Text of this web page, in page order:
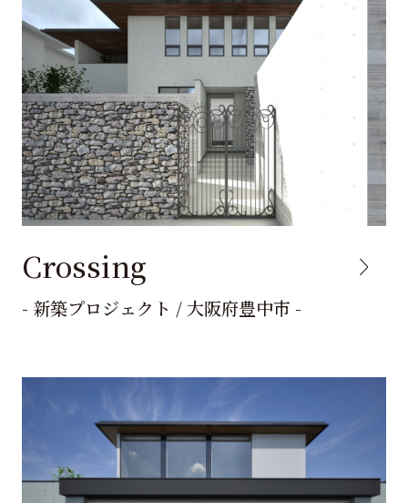
Crossing
- 新築プロジェクト / 大阪府豊中市 -